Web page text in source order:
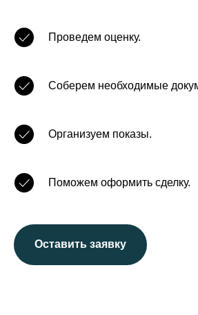
Проведем оценку.
Соберем необходимые
Организуем показы.
Поможем оформить сделку.
Оставить заявку